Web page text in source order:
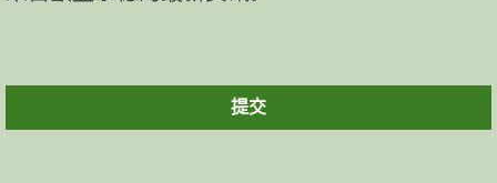
提交